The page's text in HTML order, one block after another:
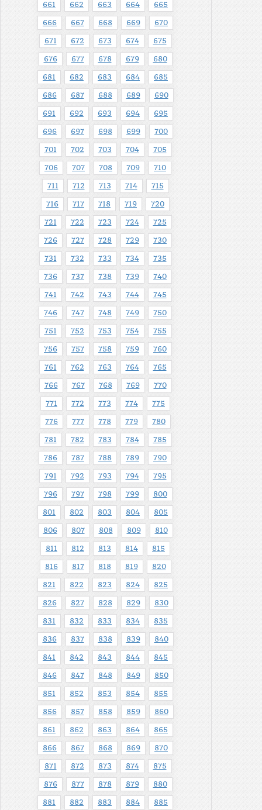
661 662 663 664 665
666 667 668 669 670
671 672 673 674 675
676 677 678 679 680
681 682 683 684 685
686 687 688 689 690
691 692 693 694 695
696 697 698 699 700
701 702 703 704 705
706 707 708 709 710
711 712 713 714 715
716 717 718 719 720
721 722 723 724 725
726 727 728 729 730
731 732 733 734 735
736 737 738 739 740
741 742 743 744 745
746 747 748 749 750
751 752 753 754 755
756 757 758 759 760
761 762 763 764 765
766 767 768 769 770
771 772 773 774 775
776 777 778 779 780
781 782 783 784 785
786 787 788 789 790
791 792 793 794 795
796 797 798 799 800
801 802 803 804 805
806 807 808 809 810
811 812 813 814 815
816 817 818 819 820
821 822 823 824 825
826 827 828 829 830
831 832 833 834 835
836 837 838 839 840
841 842 843 844 845
846 847 848 849 850
851 852 853 854 855
856 857 858 859 860
861 862 863 864 865
866 867 868 869 870
871 872 873 874 875
876 877 878 879 880
881 882 883 884 885